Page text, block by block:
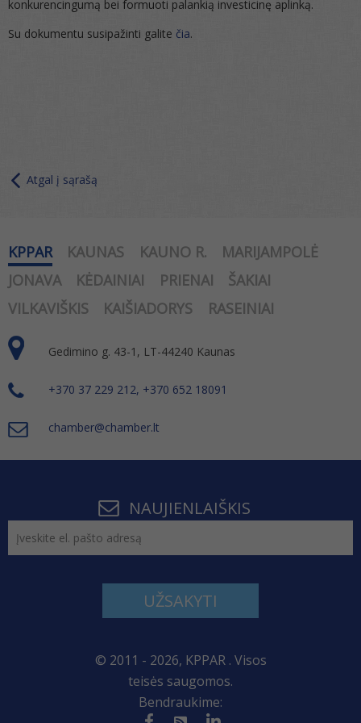
konkurencingumą bei formuoti palankią investicinę aplinką.
Su dokumentu susipažinti galite čia.
Atgal į sąrašą
KPPAR KAUNAS KAUNO R.
MARIJAMPOLĖ
JONAVA
KĖDAINIAI PRIENAI
ŠAKIAI
VILKAVIŠKIS
KAIŠIADORYS RASEINIAI
Gedimino g. 43-1, LT-44240 Kaunas
+370 37 229 212, +370 652 18091
chamber@chamber.lt
NAUJIENLAIŠKIS
UŽSAKYTI
© 2011 - 2026, KPPAR . Visos
teisės saugomos.
Bendraukime: